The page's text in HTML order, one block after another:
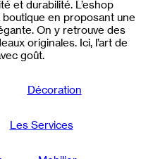
et durabilité. L’eshop
boutique en proposant une
On y retrouve des
originales. Ici, l’art de
goût.
Décoration
Les Services